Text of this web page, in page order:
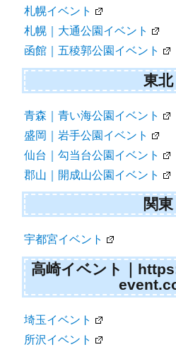
札幌イベント
札幌｜大通公園イベント
函館｜五稜郭公園イベント
東北
青森｜青い海公園イベント
盛岡｜岩手公園イベント
仙台｜勾当台公園イベント
郡山｜開成山公園イベント
関東
宇都宮イベント
高崎イベント｜
埼玉イベント
所沢イベント